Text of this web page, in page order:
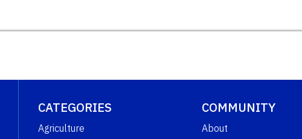
CATEGORIES
Agriculture
COMMUNITY
About